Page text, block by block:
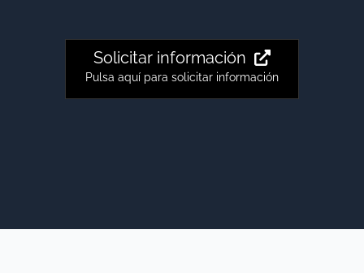
Solicitar información
Pulsa aquí para solicitar información